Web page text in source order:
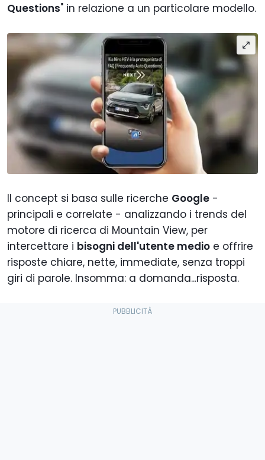
Questions" in relazione a un particolare modello.
Il concept si basa sulle ricerche Google -
principali e correlate - analizzando i trends del
motore di ricerca di Mountain View, per
intercettare i bisogni dell'utente medio e offrire
risposte chiare, nette, immediate, senza troppi
giri di parole. Insomma: a domanda...risposta.